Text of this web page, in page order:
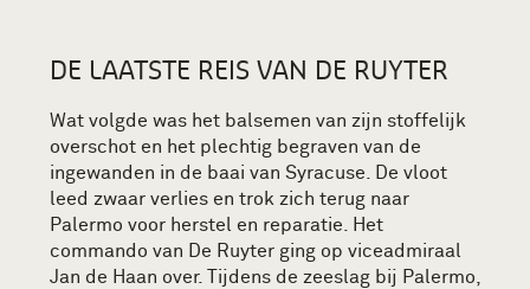
DE LAATSTE REIS VAN DE RUYTER
Wat volgde was het balsemen van zijn stoffelijk
overschot en het plechtig begraven van de
ingewanden in de baai van Syracuse. De vloot
leed zwaar verlies en trok zich terug naar
Palermo voor herstel en reparatie. Het
commando van De Ruyter ging op viceadmiraal
Jan de Haan over. Tijdens de zeeslag bij Palermo,